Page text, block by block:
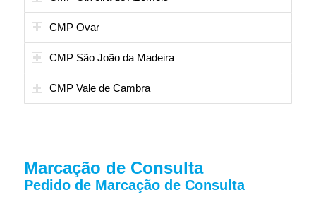
CMP Ovar
CMP São João da Madeira
CMP Vale de Cambra
Marcação de Consulta
Pedido de Marcação de Consulta